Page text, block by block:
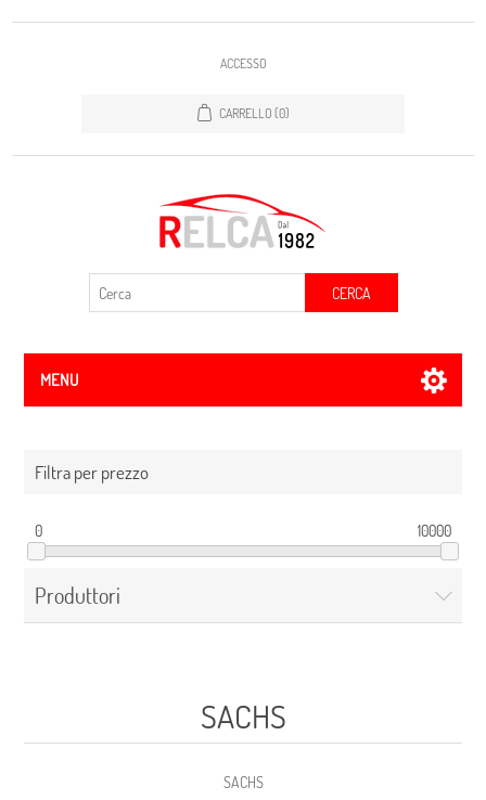
ACCESSO
CARRELLO (0)
CERCA
MENU
Filtra per prezzo
0 10000
Produttori
SACHS
SACHS